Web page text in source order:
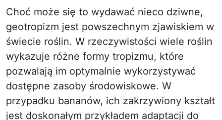
Choć może się to wydawać nieco dziwne,
geotropizm jest powszechnym zjawiskiem w
świecie roślin. W rzeczywistości wiele roślin
wykazuje różne formy tropizmu, które
pozwalają im optymalnie wykorzystywać
dostępne zasoby środowiskowe. W
przypadku bananów, ich zakrzywiony kształt
jest doskonałym przykładem adaptacji do